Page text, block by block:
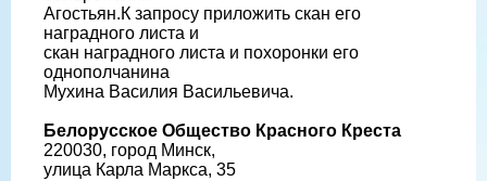
Агостьян.К запросу приложить скан его
наградного листа и
скан наградного листа и похоронки его
однополчанина
Мухина Василия Васильевича.
Белорусское Общество Красного Креста
220030, город Минск,
улица Карла Маркса, 35